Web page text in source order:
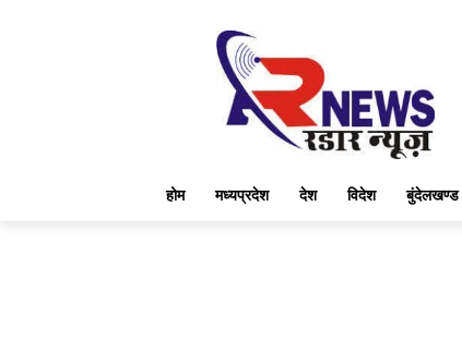
होम मध्यप्रदेश देश विदेश बुंदेलखण्ड